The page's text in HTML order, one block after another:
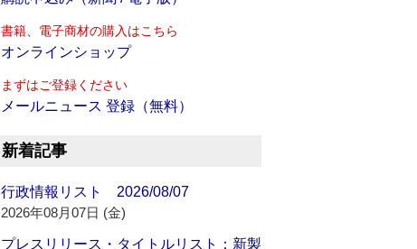
書籍、電子商材の購入はこちら
オンラインショップ
まずはご登録ください
メールニュース 登録（無料）
新着記事
行政情報リスト 2026/08/07
2026年08月07日 (金)
プレスリリース・タイトルリスト：新製